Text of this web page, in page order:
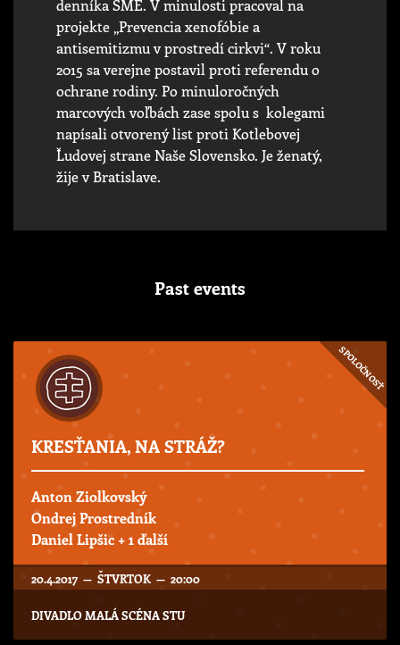
denníka SME. V minulosti pracoval na
projekte „Prevencia xenofóbie a
antisemitizmu v prostredí cirkvi“. V roku
2015 sa verejne postavil proti referendu o
ochrane rodiny. Po minuloročných
marcových voľbách zase spolu s kolegami
napísali otvorený list proti Kotlebovej
Ľudovej strane Naše Slovensko. Je ženatý,
žije v Bratislave.
Past events
SPOLOČNOSŤ
KRESŤANIA, NA STRÁŽ?
Anton Ziolkovský
Ondrej Prostredník
Daniel Lipšic+ 1 ďalší
20.4.2017 — ŠTVRTOK — 20:00
DIVADLO MALÁ SCÉNA STU